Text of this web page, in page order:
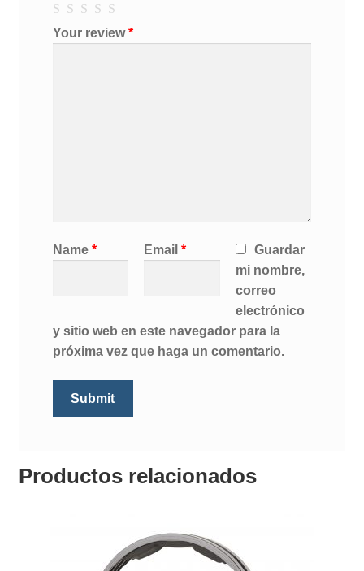
Your review*
Name * Email*
Guardar
mi nombre,
correo
electrónico
y sitio web en este navegador para la
próxima vez que haga un comentario.
Productos relacionados